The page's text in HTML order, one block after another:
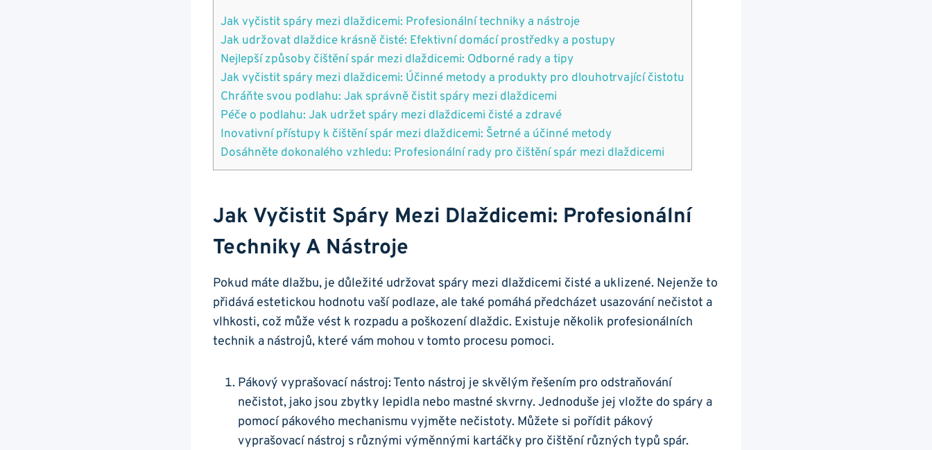
Jak vyčistit spáry mezi dlaždicemi: Profesionální techniky ​a ⁢nástroje
Jak udržovat dlaždice krásně ⁢čisté: Efektivní domácí prostředky a postupy
Nejlepší​ způsoby čištění spár ⁣mezi dlaždicemi: Odborné⁤ rady a tipy
Jak vyčistit spáry mezi dlaždicemi: Účinné metody a produkty pro dlouhotrvající čistotu
Chráňte ⁣svou​ podlahu: Jak správně​ čistit spáry mezi dlaždicemi
Péče o podlahu: Jak udržet spáry mezi dlaždicemi čisté ​a zdravé
Inovativní přístupy⁤ k čištění spár mezi dlaždicemi: Šetrné‌ a účinné ⁣metody
Dosáhněte dokonalého vzhledu: Profesionální rady pro čištění spár mezi dlaždicemi
Jak Vyčistit Spáry Mezi Dlaždicemi: Profesionální
Techniky ​a ⁢nástroje
Pokud máte dlažbu, je důležité udržovat spáry mezi dlaždicemi čisté a uklizené. Nejenže to
přidává estetickou hodnotu vaší podlaze, ale také pomáhá předcházet usazování nečistot a
vlhkosti, což může vést k rozpadu a ‌poškození ‌dlaždic.⁢ Existuje několik profesionálních
technik ‍a ‌nástrojů, které⁣ vám mohou ​v tomto procesu pomoci.
Pákový vyprašovací nástroj: Tento nástroj je skvělým řešením pro odstraňování
nečistot, jako jsou zbytky lepidla nebo mastné skvrny. Jednoduše jej vložte do‍ spáry a
pomocí⁤ pákového mechanismu vyjměte nečistoty. Můžete si pořídit pákový
vyprašovací nástroj s​ různými výměnnými kartáčky pro čištění ‍různých typů spár.